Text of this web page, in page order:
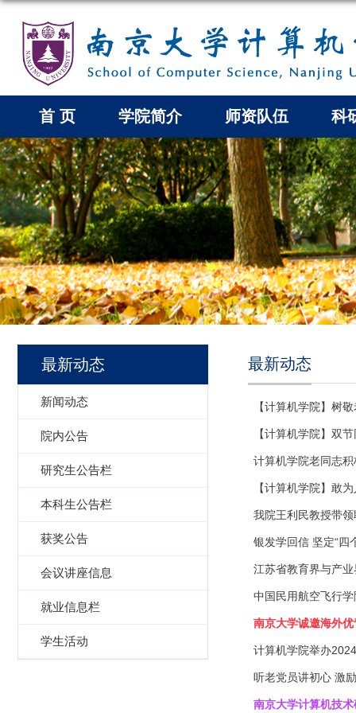
首 页 学院简介 师资队伍 科
最新动态
新闻动态
院内公告
研究生公告栏
本科生公告栏
获奖公告
会议讲座信息
就业信息栏
学生活动
最新动态
【计算机学院】树
【计算机学院】双
计算机学院老同志
【计算机学院】敢
我院王利民教授带
银发学回信 坚定“四
江苏省教育界与产
中国民用航空飞行
南京大学诚邀海外
计算机学院举办
听老党员讲初心 激
南京大学计算机技